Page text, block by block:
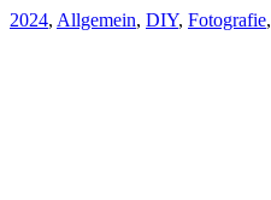
2024, Allgemein, DIY, Fotografie,